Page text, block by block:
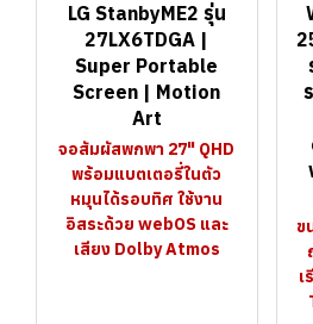
LG StanbyME2 รุ่น
27LX6TDGA |
Super Portable
Screen | Motion
Art
จอสัมผัสพกพา 27" QHD
พร้อมแบตเตอรี่ในตัว
หมุนได้รอบทิศ ใช้งาน
อิสระด้วย webOS และ
เสียง Dolby Atmos
ข